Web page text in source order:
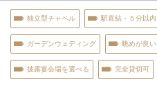
独立型チャペル 駅直結・５分以内
ガーデンウェディング 眺めが良い
披露宴会場を選べる 完全貸切可